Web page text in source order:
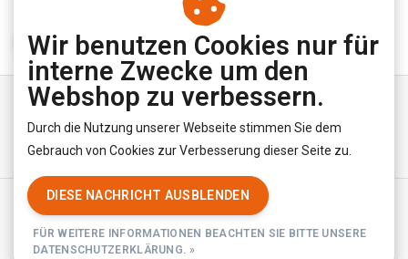
ABONNIEREN
Allgemeine Geschäftsbedingungen Privacy Policy
© Copyright 2026 - YourUnderwearStore | Realisatie InStijl Media
Wir benutzen Cookies nur für
interne Zwecke um den
Webshop zu verbessern.
Durch die Nutzung unserer Webseite stimmen Sie dem
Gebrauch von Cookies zur Verbesserung dieser Seite zu.
DIESE NACHRICHT AUSBLENDEN
FÜR WEITERE INFORMATIONEN BEACHTEN SIE BITTE UNSERE
DATENSCHUTZERKLÄRUNG. »